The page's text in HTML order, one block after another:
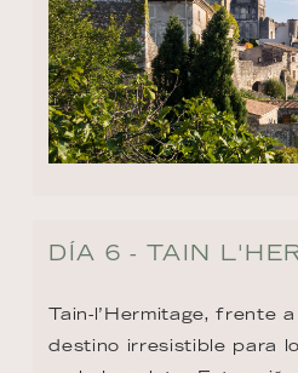
DÍA 6 - TAIN
Tain-l’Hermitage, frente
destino irresistible para